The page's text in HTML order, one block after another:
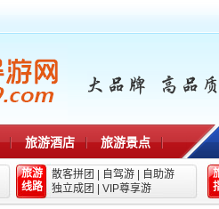
旅游酒店 旅游景点
旅游
线路
散客拼团 自驾游
自助游
独立成团
VIP尊享游